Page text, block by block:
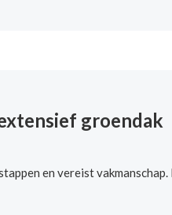
groendak
en vereist